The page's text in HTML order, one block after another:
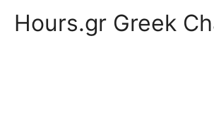
Hours.gr Greek